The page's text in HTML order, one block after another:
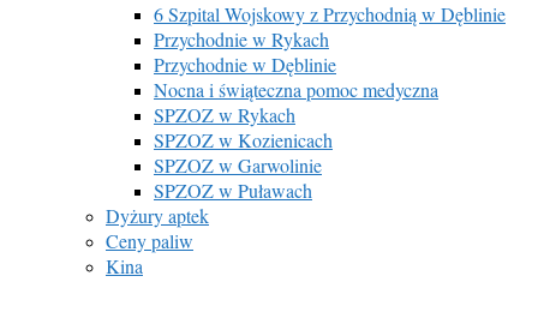
6 Szpital Wojskowy z Przychodnią w Dęblinie
Przychodnie w Rykach
Przychodnie w Dęblinie
Nocna i świąteczna pomoc medyczna
SPZOZ w Rykach
SPZOZ w Kozienicach
SPZOZ w Garwolinie
SPZOZ w Puławach
Dyżury aptek
Ceny paliw
Kina